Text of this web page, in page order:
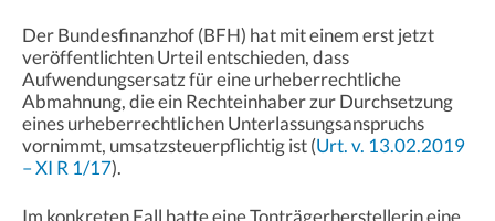
Der Bundesfinanzhof (BFH) hat mit einem erst jetzt
veröffentlichten Urteil entschieden, dass
Aufwendungsersatz für eine urheberrechtliche
Abmahnung, die ein Rechteinhaber zur Durchsetzung
eines urheberrechtlichen Unterlassungsanspruchs
vornimmt, umsatzsteuerpflichtig ist (Urt. v. 13.02.2019
­– XI R 1/17).
Im konkreten Fall hatte eine Tonträgerherstellerin eine